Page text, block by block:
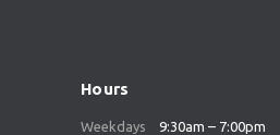
Hours
Weekdays 9:30am – 7:00pm